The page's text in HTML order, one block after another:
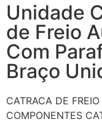
Unidade
de Freio
Com
Braço
CATRACA DE FREIO
COMPONENTES